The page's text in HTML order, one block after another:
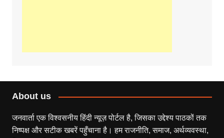
About us
जनवार्ता एक विश्वसनीय हिंदी न्यूज़ पोर्टल है, जिसका उद्देश्य पाठकों तक
निष्पक्ष और सटीक खबरें पहुँचाना है। हम राजनीति, समाज, अर्थव्यवस्था,